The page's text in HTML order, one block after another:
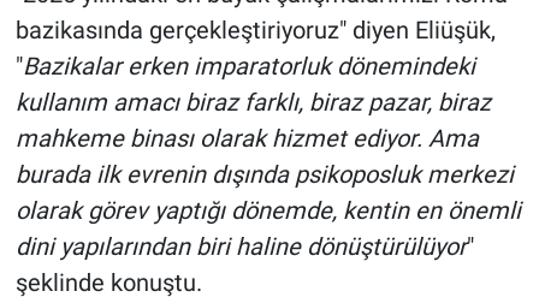
bazikasında gerçekleştiriyoruz" diyen Eliüşük,
"Bazikalar erken imparatorluk dönemindeki
kullanım amacı biraz farklı, biraz pazar, biraz
mahkeme binası olarak hizmet ediyor. Ama
burada ilk evrenin dışında psikoposluk merkezi
olarak görev yaptığı dönemde, kentin en önemli
dini yapılarından biri haline dönüştürülüyor"
şeklinde konuştu.